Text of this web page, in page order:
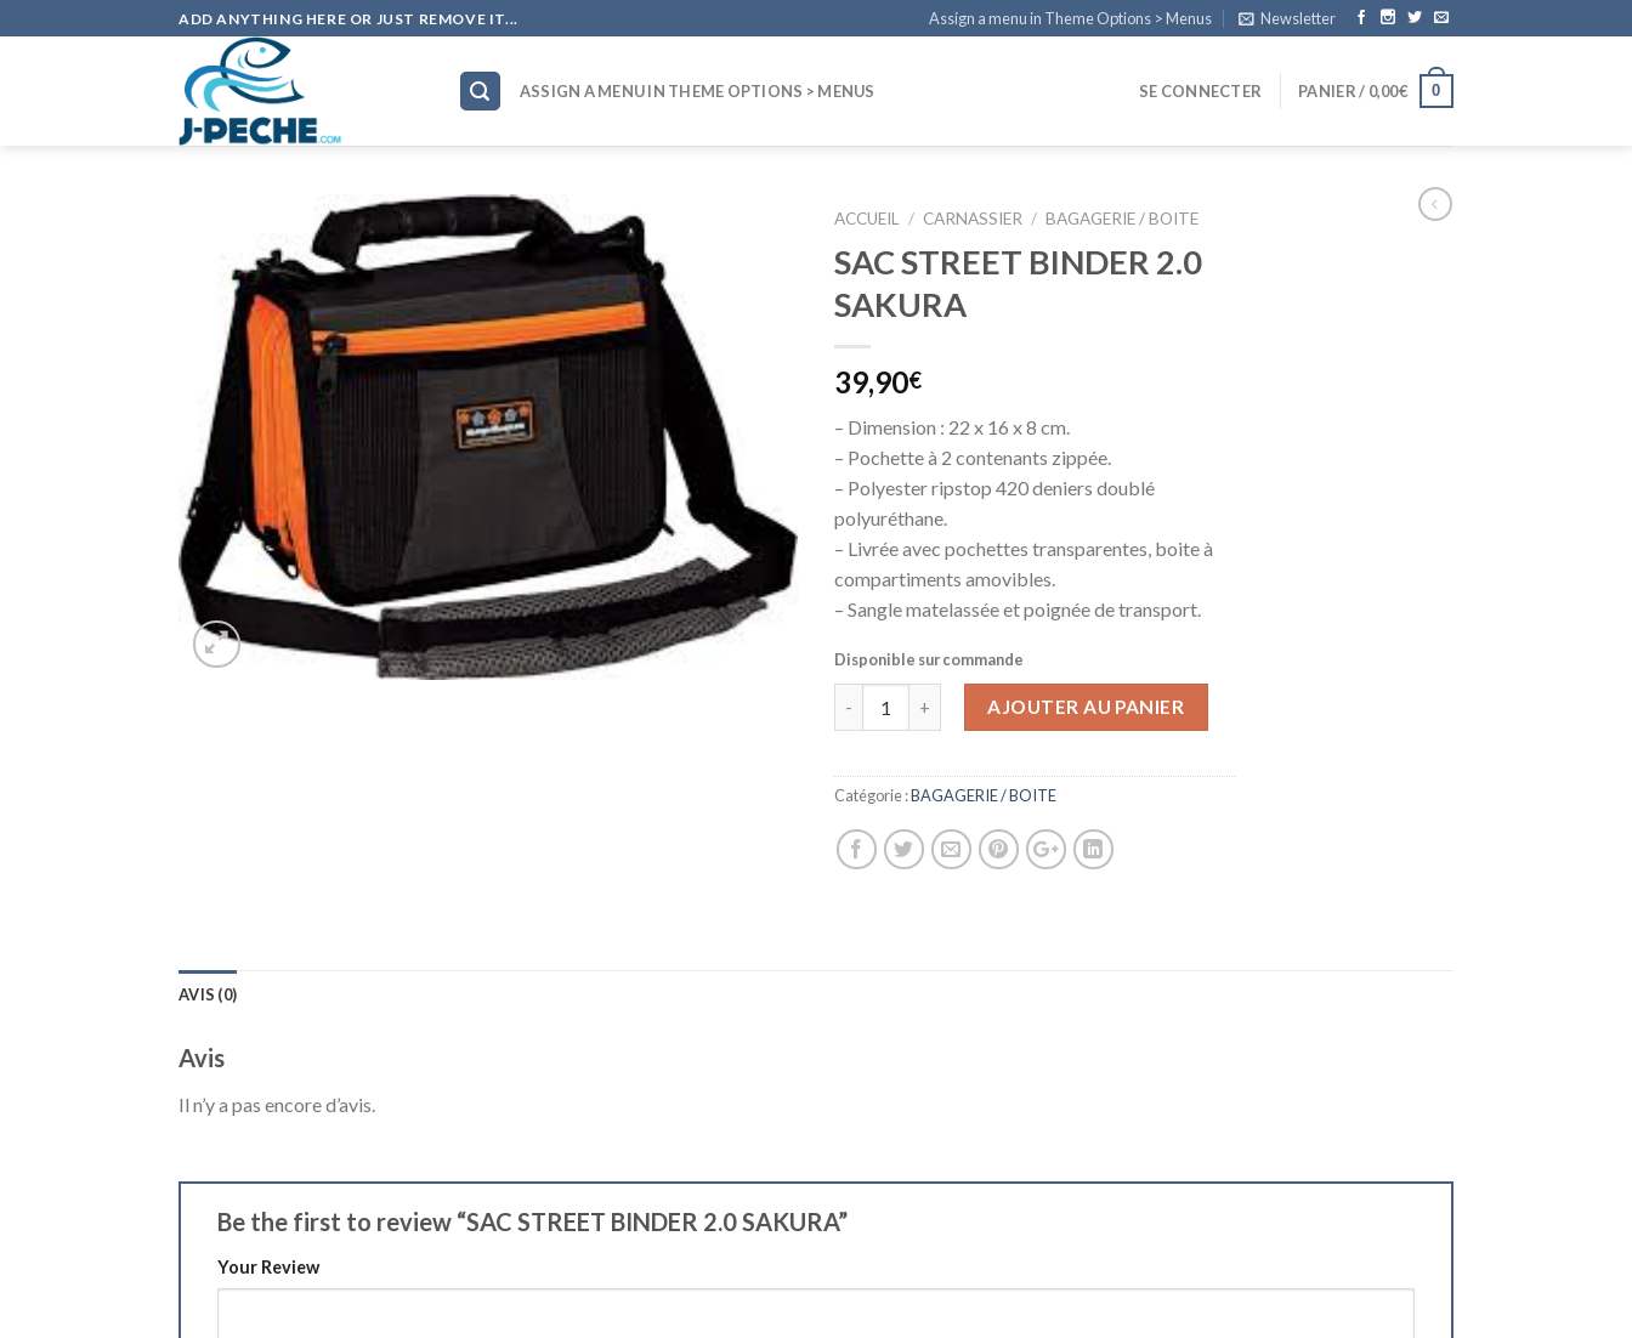
to
ADD ANYTHING HERE OR JUST REMOVE IT... Assign a menu in Theme Options > Menus Newsletter
ASSIGN A MENU IN THEME OPTIONS > MENUS SE CONNECTER PANIER / 0,00€ 0
ACCUEIL / CARNASSIER / BAGAGERIE / BOITE
SAC STREET BINDER 2.0
SAKURA
39,90€
– Dimension : 22 x 16 x 8 cm.
– Pochette à 2 contenants zippée.
– Polyester ripstop 420 deniers doublé
polyuréthane.
– Livrée avec pochettes transparentes, boite à
compartiments amovibles.
– Sangle matelassée et poignée de transport.
Disponible sur commande
AJOUTER AU PANIER
Catégorie :BAGAGERIE / BOITE
AVIS (0)
Avis
Il n’y a pas encore d’avis.
Be the first to review “SAC STREET BINDER 2.0 SAKURA”
Your Review